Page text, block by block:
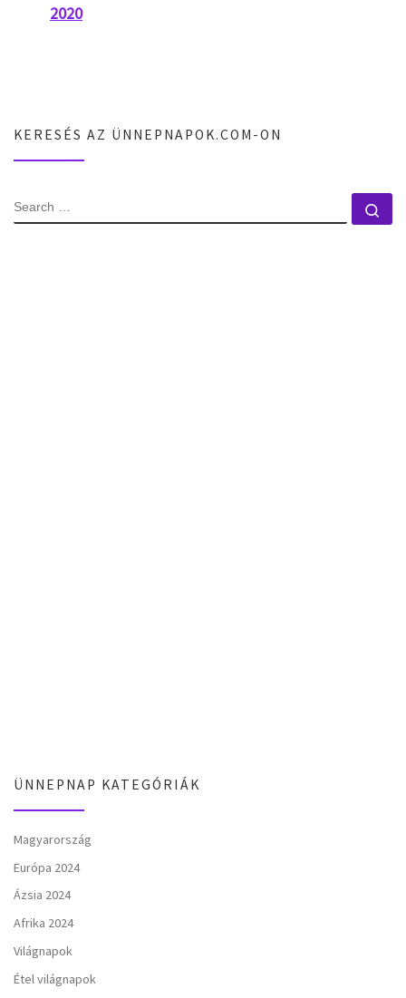
2020
KERESÉS AZ ÜNNEPNAPOK.COM-ON
SEARCH
ÜNNEPNAP KATEGÓRIÁK
Magyarország
Európa 2024
Ázsia 2024
Afrika 2024
Világnapok
Étel világnapok